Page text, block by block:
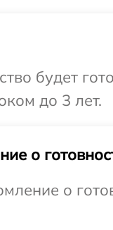
будет
до 3 лет.
о
о